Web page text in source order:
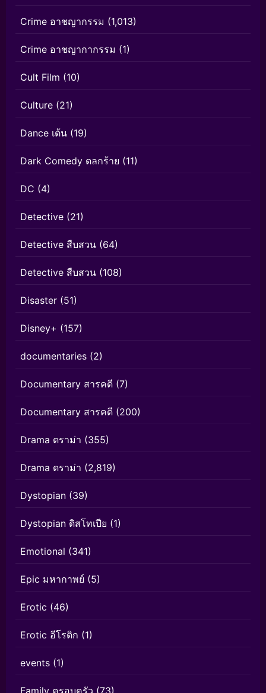
Crime อาชญากรรม (1,013)
Crime อาชญากากรรม (1)
Cult Film (10)
Culture (21)
Dance เต้น (19)
Dark Comedy ตลกร้าย (11)
DC (4)
Detective (21)
Detective สืบสวน (64)
Detective สืบสวน (108)
Disaster (51)
Disney+ (157)
documentaries (2)
Documentary สารคดี (7)
Documentary สารคดี (200)
Drama ดราม่า (355)
Drama ดราม่า (2,819)
Dystopian (39)
Dystopian ดิสโทเปีย (1)
Emotional (341)
Epic มหากาพย์ (5)
Erotic (46)
Erotic อีโรติก (1)
events (1)
Family ครอบครัว (73)